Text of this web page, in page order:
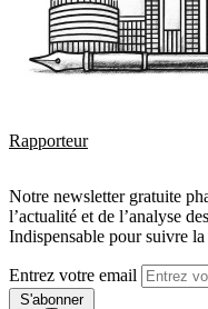
Rapporteur
Notre newsletter gratuite
l’actualité et de l’analyse
Indispensable pour suivre
Entrez votre email
S'abonner